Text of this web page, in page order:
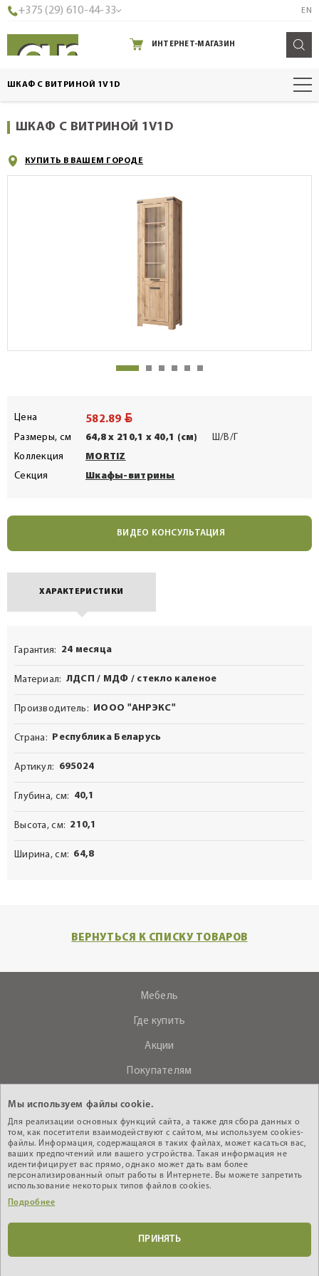
+375 (29) 610-44-33 EN
ИНТЕРНЕТ-МАГАЗИН
ШКАФ С ВИТРИНОЙ 1V1D
ШКАФ С ВИТРИНОЙ 1V1D
КУПИТЬ В ВАШЕМ ГОРОДЕ
Цена 582.89 BYN
Размеры, см 64,8 x 210,1 x 40,1 (см)
Ш/В/Г
Коллекция
MORTIZ
Секция
Шкафы-витрины
ВИДЕО КОНСУЛЬТАЦИЯ
ХАРАКТЕРИСТИКИ
Гарантия 24 месяца
Материал ЛДСП / МДФ / стекло каленое
Производитель ИООО "АНРЭКС"
Страна Республика Беларусь
Артикул 695024
Глубина, см 40,1
Высота, см 210,1
Ширина, см 64,8
ВЕРНУТЬСЯ К СПИСКУ ТОВАРОВ
Мебель
Где купить
Акции
Покупателям
Контакты
+375 (29) 610-44-33
Интернет - магазин
Мы используем файлы cookie.
Для реализации основных функций сайта, а также для сбора данных о
том, как посетители взаимодействуют с сайтом, мы используем cookies-
файлы. Информация, содержащаяся в таких файлах, может касаться вас,
ваших предпочтений или вашего устройства. Такая информация не
идентифицирует вас прямо, однако может дать вам более
персонализированный опыт работы в Интернете. Вы можете запретить
использование некоторых типов файлов cookies.
Подробнее
ПРИНЯТЬ